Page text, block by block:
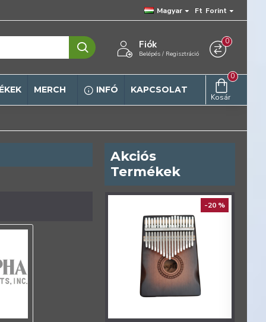
Magyar Ft Forint
Fiók
Belépés / Regisztráció
0
MERCH INFÓ KAPCSOLAT
Kosár
0
Akciós
Termékek
-20 %
ELŐRENDELÉS